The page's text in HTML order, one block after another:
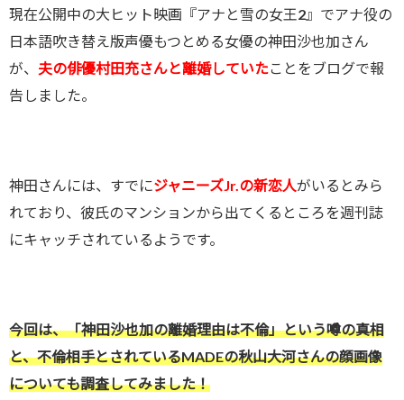
現在公開中の大ヒット映画『アナと雪の女王2』でアナ役の
日本語吹き替え版声優もつとめる女優の神田沙也加さん
が、 夫の俳優村田充さんと離婚していたことをブログで報
告しました。
神田さんには、すでにジャニーズJr.の新恋人がいるとみら
れており、彼氏のマンションから出てくるところを週刊誌
にキャッチされているようです。
今回は、「神田沙也加の離婚理由は不倫」という噂の真相
と、不倫相手とされているMADEの秋山大河さんの顔画像
についても調査してみました！